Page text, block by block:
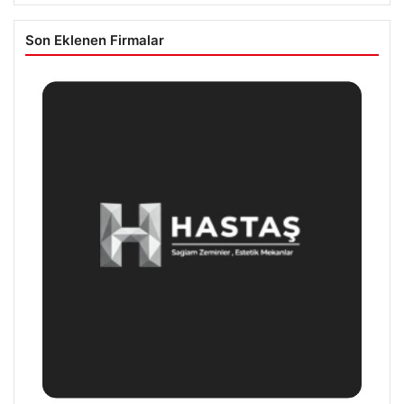
Son Eklenen Firmalar